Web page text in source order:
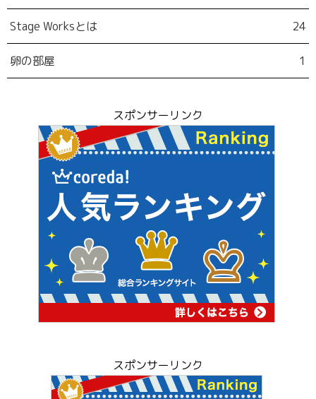
Stage Worksとは 24
卵の部屋 1
スポンサーリンク
スポンサーリンク